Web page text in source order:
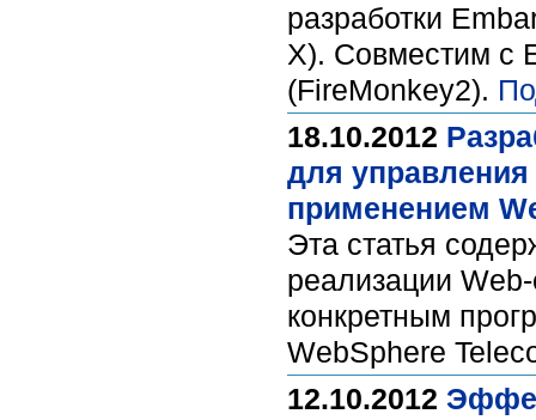
разработки
X). Совместим с
(FireMonkey2).
18.10.2012
для
применением
Эта статья
реализации
конкретным
WebSphere
12.10.2012